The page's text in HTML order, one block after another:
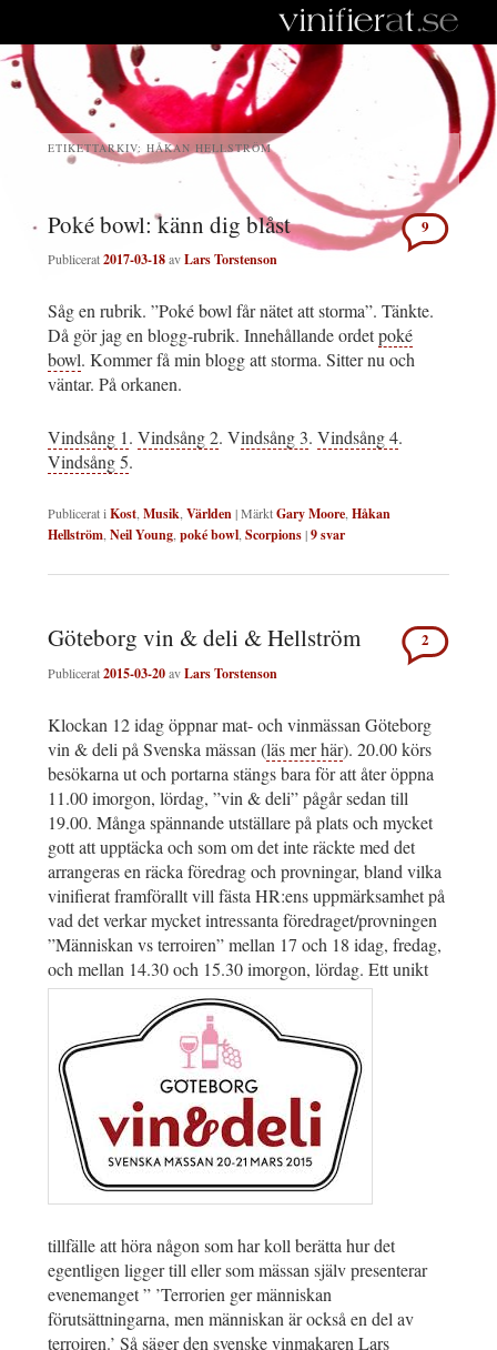
ETIKETTARKIV: HÅKAN HELLSTRÖM
Poké bowl: känn dig blåst
Publicerat2017-03-18avLars Torstenson
9
Såg en rubrik. ”Poké bowl får nätet att storma”. Tänkte.
Då gör jag en blogg-rubrik. Innehållande ordetpoké
bowl. Kommer få min blogg att storma. Sitter nu och
väntar. På orkanen.
Vindsång 1. Vindsång 2. Vindsång 3. Vindsång 4.
Vindsång 5.
Publicerat iKost,Musik,Världen|MärktGary Moore,Håkan
Hellström,Neil Young,poké bowl,Scorpions|9svar
Göteborg vin & deli & Hellström
Publicerat2015-03-20avLars Torstenson
2
Klockan 12 idag öppnar mat- och vinmässan Göteborg
vin & deli på Svenska mässan (läs mer här). 20.00 körs
besökarna ut och portarna stängs bara för att åter öppna
11.00 imorgon, lördag, ”vin & deli” pågår sedan till
19.00. Många spännande utställare på plats och mycket
gott att upptäcka och som om det inte räckte med det
arrangeras en räcka föredrag och provningar, bland vilka
vinifierat framförallt vill fästa HR:ens uppmärksamhet på
vad det verkar mycket intressanta föredraget/provningen
”Människan vs terroiren” mellan 17 och 18 idag, fredag,
och mellan 14.30 och 15.30 imorgon, lördag. Ett unikt
tillfälle att höra någon som har koll berätta hur det
egentligen ligger till eller som mässan själv presenterar
evenemanget ” ’Terrorien ger människan
förutsättningarna, men människan är också en del av
terroiren.’ Så säger den svenske vinmakaren Lars